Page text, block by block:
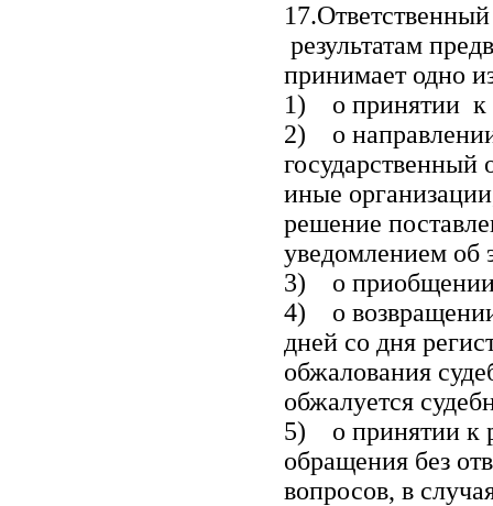
результатам
принимает одно
1) о принятии к
2) о
государственный
иные
решение
уведомлением об
3) о приобщении
4) о
дней со дня
обжалования
обжалуется
5) о принятии к
обращения без
вопросов, в